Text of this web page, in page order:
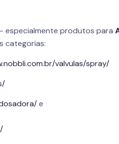
especialmente produtos para
categorias:
valvulas/spray/
e